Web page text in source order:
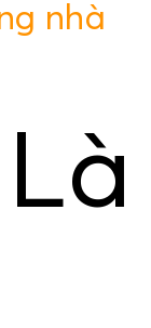
nhà